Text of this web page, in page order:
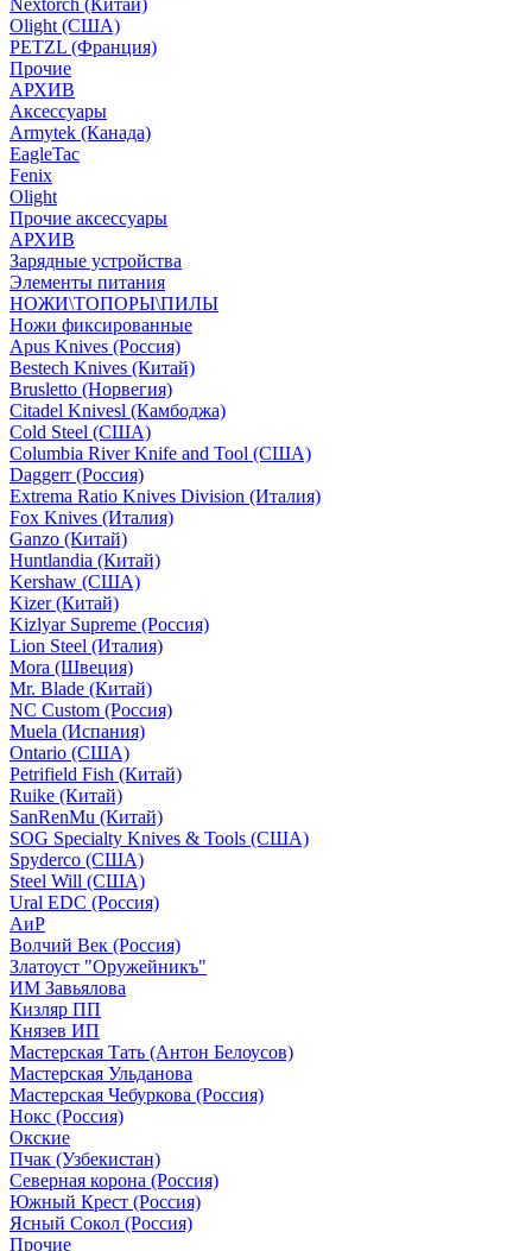
Nextorch (Китай)
Olight (США)
PETZL (Франция)
Прочие
АРХИВ
Аксессуары
Armytek (Канада)
EagleTac
Fenix
Olight
Прочие аксессуары
АРХИВ
Зарядные устройства
Элементы питания
НОЖИ\ТОПОРЫ\ПИЛЫ
Ножи фиксированные
Apus Knives (Россия)
Bestech Knives (Китай)
Brusletto (Норвегия)
Citadel Knivesl (Камбоджа)
Cold Steel (США)
Columbia River Knife and Tool (США)
Daggerr (Россия)
Extrema Ratio Knives Division (Италия)
Fox Knives (Италия)
Ganzo (Китай)
Huntlandia (Китай)
Kershaw (США)
Kizer (Китай)
Kizlyar Supreme (Россия)
Lion Steel (Италия)
Mora (Швеция)
Mr. Blade (Китай)
NC Custom (Россия)
Muela (Испания)
Ontario (США)
Petrifield Fish (Китай)
Ruike (Китай)
SanRenMu (Китай)
SOG Specialty Knives & Tools (США)
Spyderco (США)
Steel Will (США)
Ural EDC (Россия)
АиР
Волчий Век (Россия)
Златоуст "Оружейникъ"
ИМ Завьялова
Кизляр ПП
Князев ИП
Мастерская Тать (Антон Белоусов)
Мастерская Ульданова
Мастерская Чебуркова (Россия)
Нокс (Россия)
Окские
Пчак (Узбекистан)
Северная корона (Россия)
Южный Крест (Россия)
Ясный Сокол (Россия)
Прочие